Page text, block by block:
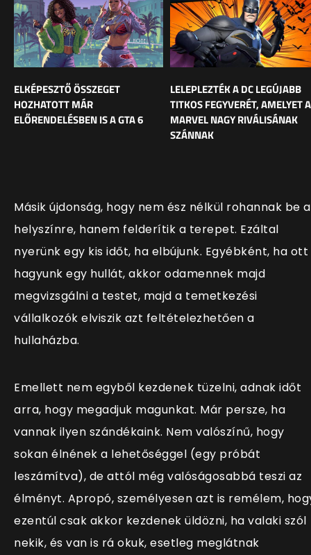
ELKÉPESZTŐ ÖSSZEGET
HOZHATOTT MÁR
ELŐRENDELÉSBEN IS A GTA 6
LELEPLEZTÉK A DC LEGÚJABB
TITKOS FEGYVERÉT, AMELYET A
MARVEL NAGY RIVÁLISÁNAK
SZÁNNAK
Másik újdonság, hogy nem ész nélkül rohannak be a
helyszínre, hanem felderítik a terepet. Ezáltal
nyerünk egy kis időt, ha elbújunk. Egyébként, ha ott
hagyunk egy hullát, akkor odamennek majd
megvizsgálni a testet, majd a temetkezési
vállalkozók elviszik azt feltételezhetően a
hullaházba.
Emellett nem egyből kezdenek tüzelni, adnak időt
arra, hogy megadjuk magunkat. Már persze, ha
vannak ilyen szándékaink. Nem valószínű, hogy
sokan élnének a lehetőséggel (egy próbát
leszámítva), de attól még valóságosabbá teszi az
élményt. Apropó, személyesen azt is remélem,
ezentúl csak akkor kezdenek üldözni, ha valaki szól
nekik, és van is rá okuk, esetleg meglátnak